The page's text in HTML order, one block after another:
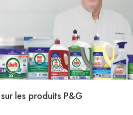
les produits P&G